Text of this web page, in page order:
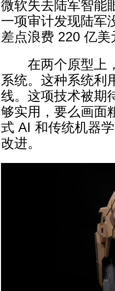
微软失去陆军智
一项审计发现陆军
差点浪费 220 亿美
在两个原型上，
系统。这种系统利
线。这项技术被期
够实用，要么画面
式 AI 和传统机器
改进。